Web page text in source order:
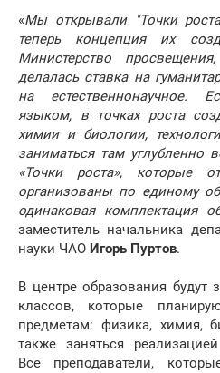
«Мы открывали "Точки
теперь концепция их
Министерство
делалась ставка на
на естественнонаучное.
языком, в точках роста
химии и биологии,
заниматься там углубленно
«Точки роста», которые
организованы по единому
одинаковая комплектация
заместитель начальника
науки ЧАО Игорь Пуртов.
В центре образования будут
классов, которые
предметам: физика, химия,
также заняться
Все преподаватели,